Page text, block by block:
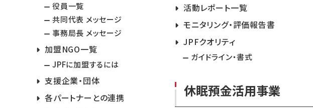
役員一覧
共同代表 メッセージ
事務局長 メッセージ
加盟NGO一覧
JPFに加盟するには
支援企業・団体
各パートナーとの連携
活動レポート一覧
モニタリング・評価報告書
JPFクオリティ
ガイドライン・書式
休眠預金活用事業